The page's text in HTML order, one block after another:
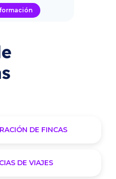
DE FINCAS
DE VIAJES